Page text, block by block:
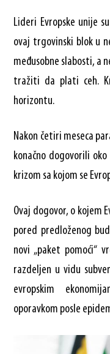
Lideri Evropske unije
ovaj trgovinski blok u
međusobne slabosti, a
tražiti da plati ceh.
horizontu.
Nakon četiri meseca
konačno dogovorili
krizom sa kojom se
Ovaj dogovor, o kojem
pored predloženog
novi „paket pomoći“
razdeljen u vidu
evropskim
oporavkom posle